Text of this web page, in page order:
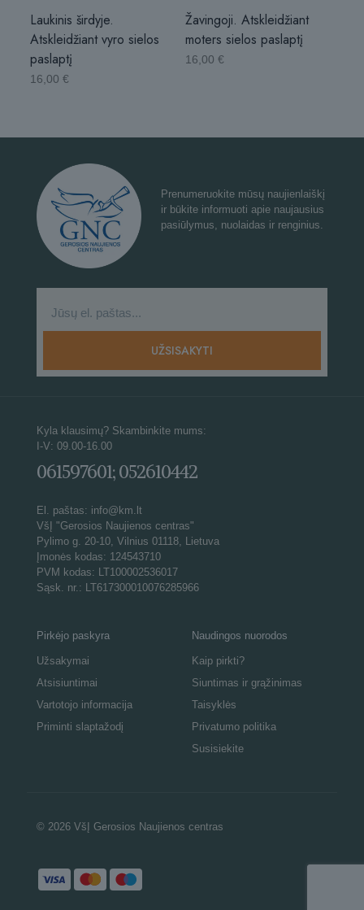
Laukinis širdyje.
Atskleidžiant vyro sielos
paslaptį
16,00 €
Žavingoji. Atskleidžiant
moters sielos paslaptį
16,00 €
Prenumeruokite mūsų naujienlaiškį
ir būkite informuoti apie naujausius
pasiūlymus, nuolaidas ir renginius.
Kyla klausimų? Skambinkite mums:
I-V: 09.00-16.00
061597601; 052610442
El. paštas: info@km.lt
VšĮ "Gerosios Naujienos centras"
Pylimo g. 20-10, Vilnius 01118, Lietuva
Įmonės kodas: 124543710
PVM kodas: LT100002536017
Sąsk. nr.: LT617300010076285966
Pirkėjo paskyra
Užsakymai
Atsisiuntimai
Vartotojo informacija
Priminti slaptažodį
Naudingos nuorodos
Kaip pirkti?
Siuntimas ir grąžinimas
Taisyklės
Privatumo politika
Susisiekite
© 2026 VšĮ Gerosios Naujienos centras